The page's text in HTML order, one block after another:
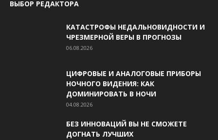
ВЫБОР РЕДАКТОРА
КАТАСТРОФЫ НЕДАЛЬНОВИДНОСТИ И
ЧРЕЗМЕРНОЙ ВЕРЫ В ПРОГНОЗЫ
06.08.2026
ЦИФРОВЫЕ И АНАЛОГОВЫЕ ПРИБОРЫ
НОЧНОГО ВИДЕНИЯ: КАК
ДОМИНИРОВАТЬ В НОЧИ
04.08.2026
БЕЗ ИННОВАЦИЙ ВЫ НЕ СМОЖЕТЕ
ДОГНАТЬ ЛУЧШИХ